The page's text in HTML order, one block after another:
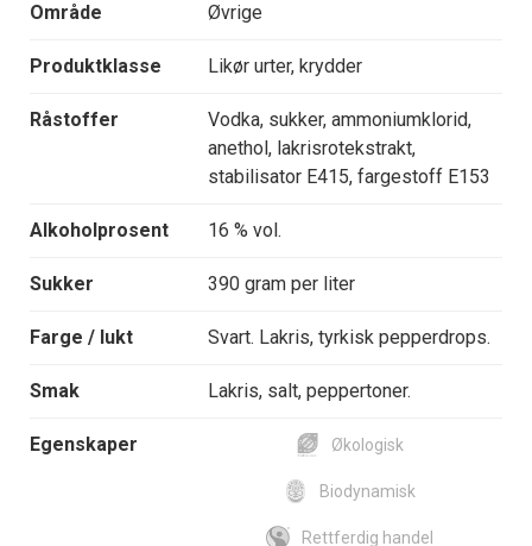
Område Øvrige
Produktklasse Likør urter, krydder
Råstoffer
Vodka, sukker, ammoniumklorid,
anethol, lakrisrotekstrakt,
stabilisator E415, fargestoff E153
Alkoholprosent 16 % vol.
Sukker 390 gram per liter
Farge / lukt Svart. Lakris, tyrkisk pepperdrops.
Smak Lakris, salt, peppertoner.
Egenskaper Økologisk
Biodynamisk
Rettferdig handel